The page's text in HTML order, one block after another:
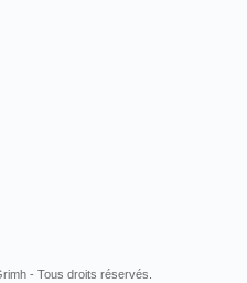
- Tous droits réservés.